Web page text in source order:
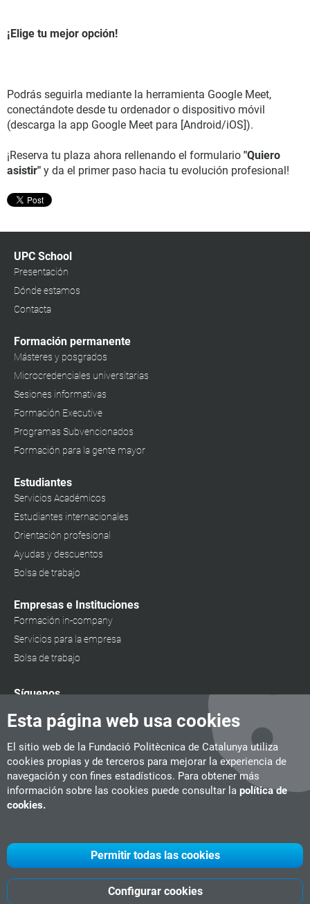
Esta página web usa cookies
El sitio web de la Fundació Politècnica de Catalunya utiliza
cookies propias y de terceros para mejorar la experiencia de
navegación y con fines estadísticos. Para obtener más
información sobre las cookies puede consultar la política de
cookies.
Configurar cookies
Permitir todas las cookies
¡Elige tu mejor opción!
Podrás seguirla mediante la herramienta Google Meet,
conectándote desde tu ordenador o dispositivo móvil
(descarga la app Google Meet para [Android/iOS]).
¡Reserva tu plaza ahora rellenando el formulario "Quiero
asistir" y da el primer paso hacia tu evolución profesional!
UPC School
Presentación
Dónde estamos
Contacta
Formación permanente
Másteres y posgrados
Microcredenciales universitarias
Sesiones informativas
Formación Executive
Programas Subvencionados
Formación para la gente mayor
Estudiantes
Servicios Académicos
Estudiantes internacionales
Orientación profesional
Ayudas y descuentos
Bolsa de trabajo
Empresas e Instituciones
Formación in-company
Servicios para la empresa
Bolsa de trabajo
Síguenos